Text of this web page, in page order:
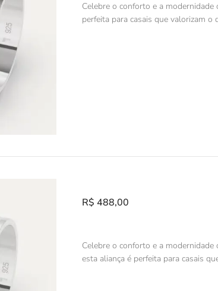
Celebre o conforto e a
perfeita para casais que valorizam
R$ 488,00
Celebre o conforto e a
esta aliança é perfeita para casais